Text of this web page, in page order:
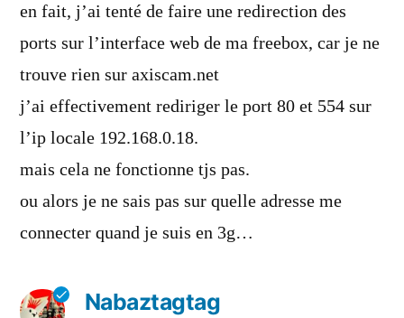
en fait, j’ai tenté de faire une redirection des
ports sur l’interface web de ma freebox, car je ne
trouve rien sur axiscam.net
j’ai effectivement rediriger le port 80 et 554 sur
l’ip locale 192.168.0.18.
mais cela ne fonctionne tjs pas.
ou alors je ne sais pas sur quelle adresse me
connecter quand je suis en 3g…
Nabaztagtag